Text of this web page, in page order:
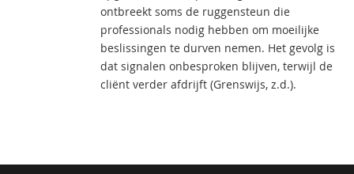
ontbreekt soms de ruggensteun die
professionals nodig hebben om moeilijke
beslissingen te durven nemen. Het gevolg is
dat signalen onbesproken blijven, terwijl de
cliënt verder afdrijft (Grenswijs, z.d.).